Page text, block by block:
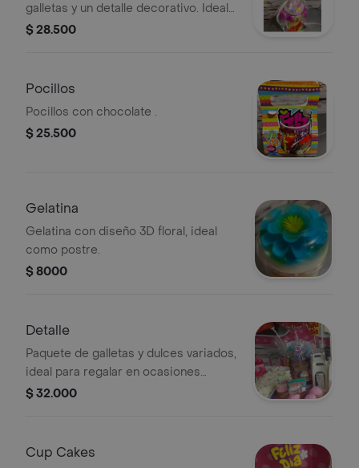
galletas y un detalle decorativo. Ideal
para regalar.
$ 28.500
Pocillos
Pocillos con chocolate .
$ 25.500
Gelatina
Gelatina con diseño 3D floral, ideal
como postre.
$ 8000
Detalle
Paquete de galletas y dulces variados,
ideal para regalar en ocasiones
especiales.
$ 32.000
Cup Cakes